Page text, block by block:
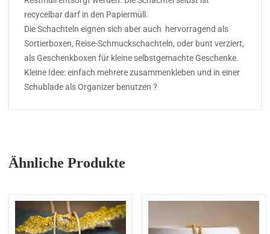
recycelbar darf in den Papiermüll.
Die Schachteln eignen sich aber auch hervorragend als
Sortierboxen, Reise-Schmuckschachteln, oder bunt verziert,
als Geschenkboxen für kleine selbstgemachte Geschenke.
Kleine Idee: einfach mehrere zusammenkleben und in einer
Schublade als Organizer benutzen ?
Ähnliche Produkte